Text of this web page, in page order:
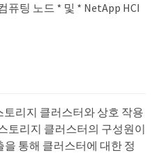
퓨팅 노드 * 및 * NetApp HCI
리지 클러스터와 상호 작용
토리지 클러스터의 구성원이
통해 클러스터에 대한 정